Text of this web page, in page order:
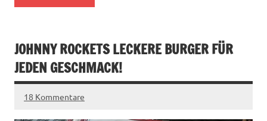
JOHNNY ROCKETS LECKERE BURGER FÜR
JEDEN GESCHMACK!
18 Kommentare